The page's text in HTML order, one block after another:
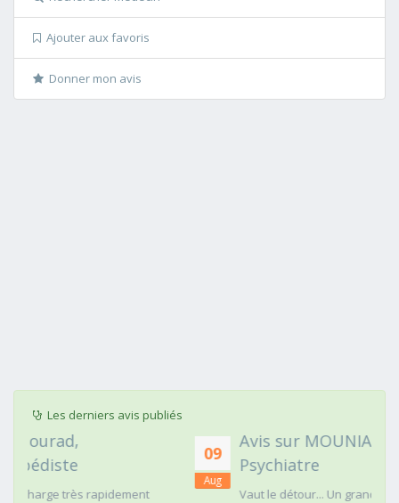
Ajouter aux favoris
Donner mon avis
Les derniers avis publiés
09
Avis sur MOUNIA HOUSSAIM,
Vaut le détour... Un grand détour !!